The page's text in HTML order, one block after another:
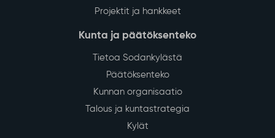
Projektit ja hankkeet
Kunta ja päätöksenteko
Tietoa Sodankylästä
Päätöksenteko
Kunnan organisaatio
Talous ja kuntastrategia
Kylät